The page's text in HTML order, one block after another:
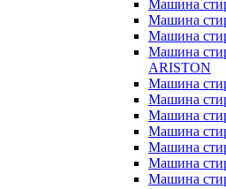
Машина
Машина
Машина
Машина
ARISTON
Машина
Машина
Машина
Машина
Машина
Машина
Машина